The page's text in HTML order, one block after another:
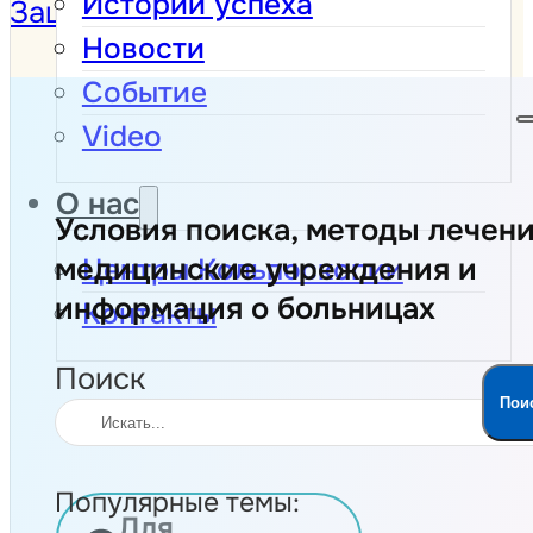
Новости
Событие
Video
О нас
Центры Кольпоскопии
Контакты
Защита Данных
Условия поиска, методы
медицинские учреждения и
информация о больницах
Поиск
Популярные темы: